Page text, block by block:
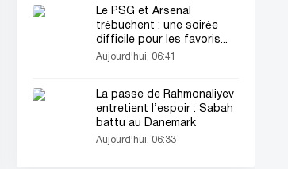
Le PSG et Arsenal
trébuchent : une soirée
difficile pour les favoris...
Aujourd'hui, 06:41
La passe de Rahmonaliyev
entretient l’espoir : Sabah
battu au Danemark
Aujourd'hui, 06:33